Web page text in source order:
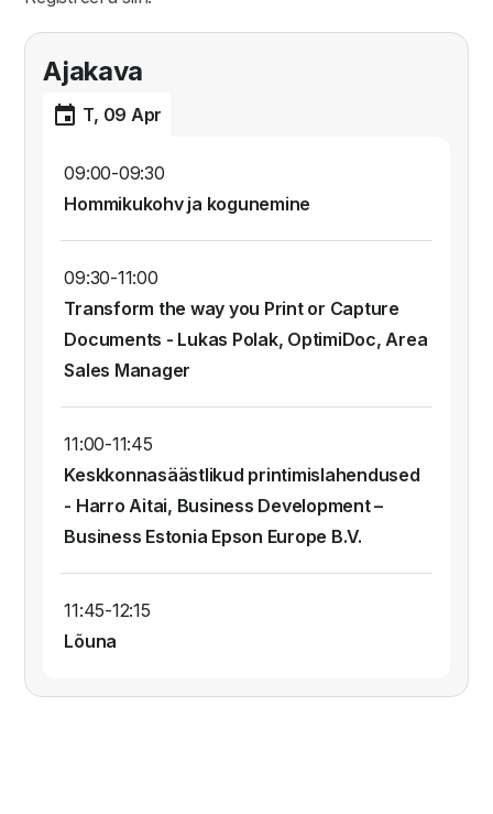
Ajakava
T, 09 Apr
09:00-09:30
Hommikukohv ja kogunemine
09:30-11:00
Transform the way you Print or Capture
Documents - Lukas Polak, OptimiDoc, Area
Sales Manager
11:00-11:45
Keskkonnasäästlikud printimislahendused
- Harro Aitai, Business Development –
Business Estonia Epson Europe B.V.
11:45-12:15
Lõuna